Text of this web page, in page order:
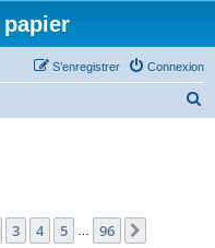
Connexion
S’enregistrer
96
3 4 5 96